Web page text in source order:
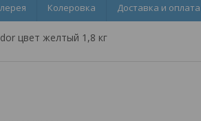
Колеровка Доставка и оплата
цвет желтый 1,8 кг